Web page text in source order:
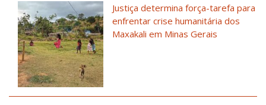
Justiça determina força-tarefa para
enfrentar crise humanitária dos
Maxakali em Minas Gerais